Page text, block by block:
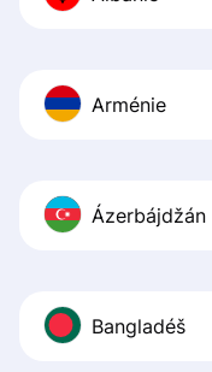
Arménie
Ázerbájdžán
Bangladéš